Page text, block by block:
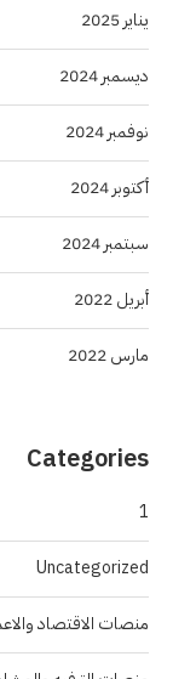
يناير 2025
ديسمبر 2024
نوفمبر 2024
أكتوبر 2024
سبتمبر 2024
أبريل 2022
مارس 2022
Categories
1
Uncategorized
منصات الاقتصاد